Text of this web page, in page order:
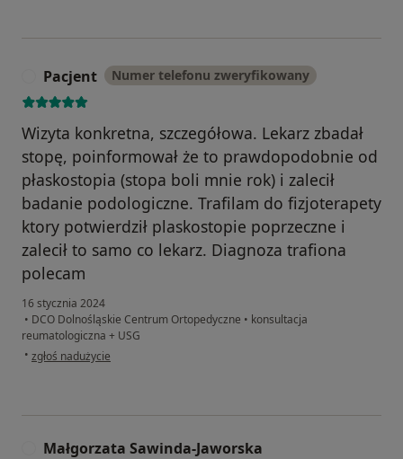
Pacjent Numer telefonu zweryfikowany
Wizyta konkretna, szczegółowa. Lekarz zbadał
stopę, poinformował że to prawdopodobnie od
płaskostopia (stopa boli mnie rok) i zalecił
badanie podologiczne. Trafilam do fizjoterapety
ktory potwierdził plaskostopie poprzeczne i
zalecił to samo co lekarz. Diagnoza trafiona
polecam
16 stycznia 2024
• DCO Dolnośląskie Centrum Ortopedyczne • konsultacja
reumatologiczna + USG
• w opinii użytkownika Pacjent
zgłoś nadużycie
Małgorzata Sawinda-Jaworska